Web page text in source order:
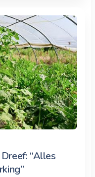
“Alles